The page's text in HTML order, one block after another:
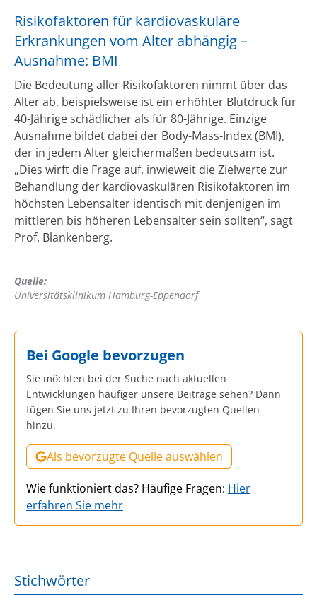
Risikofaktoren für kardiovaskuläre
Erkrankungen vom Alter abhängig –
Ausnahme: BMI
Die Bedeutung aller Risikofaktoren nimmt über das
Alter ab, beispielsweise ist ein erhöhter Blutdruck für
40-Jährige schädlicher als für 80-Jährige. Einzige
Ausnahme bildet dabei der Body-Mass-Index (BMI),
der in jedem Alter gleichermaßen bedeutsam ist.
„Dies wirft die Frage auf, inwieweit die Zielwerte zur
Behandlung der kardiovaskulären Risikofaktoren im
höchsten Lebensalter identisch mit denjenigen im
mittleren bis höheren Lebensalter sein sollten“, sagt
Prof. Blankenberg.
Quelle:
Universitätsklinikum Hamburg-Eppendorf
Bei Google bevorzugen
Sie möchten bei der Suche nach aktuellen
Entwicklungen häufiger unsere Beiträge sehen? Dann
fügen Sie uns jetzt zu Ihren bevorzugten Quellen
hinzu.
Als bevorzugte Quelle auswählen
Wie funktioniert das? Häufige Fragen: Hier
erfahren Sie mehr
Stichwörter